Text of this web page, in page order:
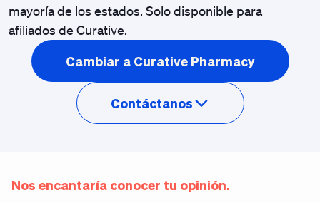
mayoría de los estados. Solo disponible para
afiliados de Curative.
Cambiar a Curative Pharmacy
Contáctanos
Nos encantaría conocer tu opinión.